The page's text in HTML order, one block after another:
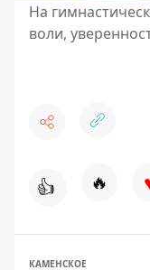
На
воли,
👍 🔥
КАМЕНСКОЕ